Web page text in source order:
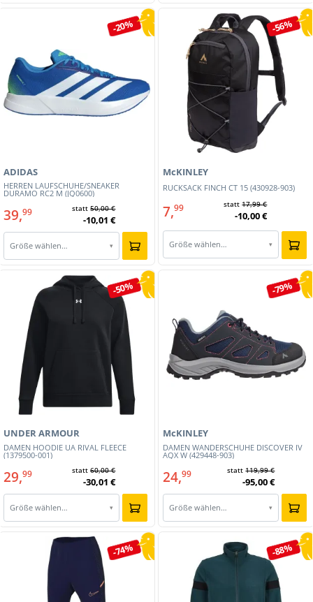
-20%
HERREN LAUFSCHUHE/SNEAKER
DURAMO RC2 M (JQ0600)
ADIDAS
39,99 statt50,00 €
-10,01 €
Größe wählen… ▾
-56%
RUCKSACK FINCH CT 15 (430928-903)
McKINLEY
7,99 statt17,99 €
-10,00 €
Größe wählen… ▾
-50%
DAMEN HOODIE UA RIVAL FLEECE
(1379500-001)
UNDER ARMOUR
29,99 statt60,00 €
-30,01 €
Größe wählen… ▾
-79%
DAMEN WANDERSCHUHE DISCOVER IV
AQX W (429448-903)
McKINLEY
24,99 statt119,99 €
-95,00 €
Größe wählen… ▾
-74% -88%